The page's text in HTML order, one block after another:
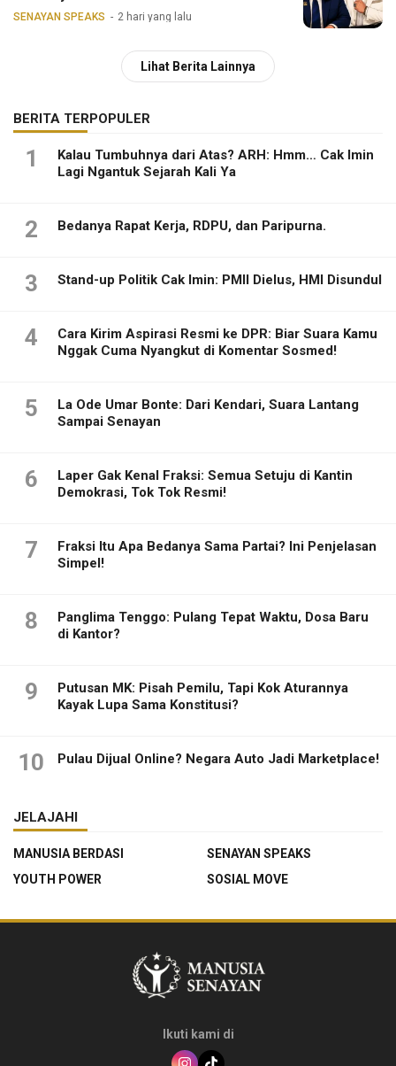
SENAYAN SPEAKS 2 hari yang lalu
Lihat Berita Lainnya
BERITA TERPOPULER
1
Kalau Tumbuhnya dari Atas? ARH: Hmm… Cak Imin
Lagi Ngantuk Sejarah Kali Ya
2 Bedanya Rapat Kerja, RDPU, dan Paripurna.
3 Stand-up Politik Cak Imin: PMII Dielus, HMI Disundul
4
Cara Kirim Aspirasi Resmi ke DPR: Biar Suara Kamu
Nggak Cuma Nyangkut di Komentar Sosmed!
5
La Ode Umar Bonte: Dari Kendari, Suara Lantang
Sampai Senayan
6
Laper Gak Kenal Fraksi: Semua Setuju di Kantin
Demokrasi, Tok Tok Resmi!
7
Fraksi Itu Apa Bedanya Sama Partai? Ini Penjelasan
Simpel!
8
Panglima Tenggo: Pulang Tepat Waktu, Dosa Baru
di Kantor?
9
Putusan MK: Pisah Pemilu, Tapi Kok Aturannya
Kayak Lupa Sama Konstitusi?
10 Pulau Dijual Online? Negara Auto Jadi Marketplace!
JELAJAHI
MANUSIA BERDASI
SENAYAN SPEAKS
YOUTH POWER
SOSIAL MOVE
Ikuti kami di